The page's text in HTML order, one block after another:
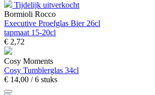
Tijdelijk uitverkocht
Bormioli Rocco
Executive Proefglas Bier 26cl
tapmaat 15-20cl
€ 2,72
Cosy Moments
Cosy Tumblerglas 34cl
€ 14,00 / 6 stuks